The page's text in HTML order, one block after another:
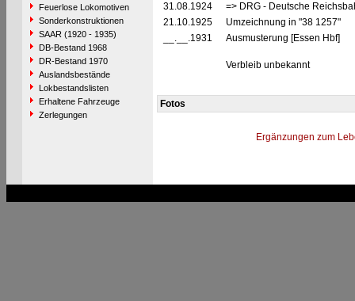
Feuerlose Lokomotiven
Sonderkonstruktionen
SAAR (1920 - 1935)
DB-Bestand 1968
DR-Bestand 1970
Auslandsbestände
Lokbestandslisten
Erhaltene Fahrzeuge
Zerlegungen
31.08.1924
=> DRG - Deutsche
21.10.1925
Umzeichnung in "38 1257"
__.__.1931
Ausmusterung [Essen Hbf]
Verbleib unbekannt
Fotos
Ergänzungen zum